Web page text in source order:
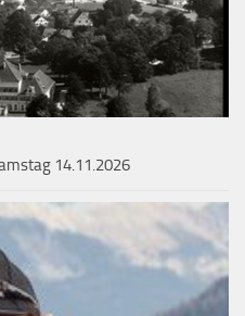
14.11.2026